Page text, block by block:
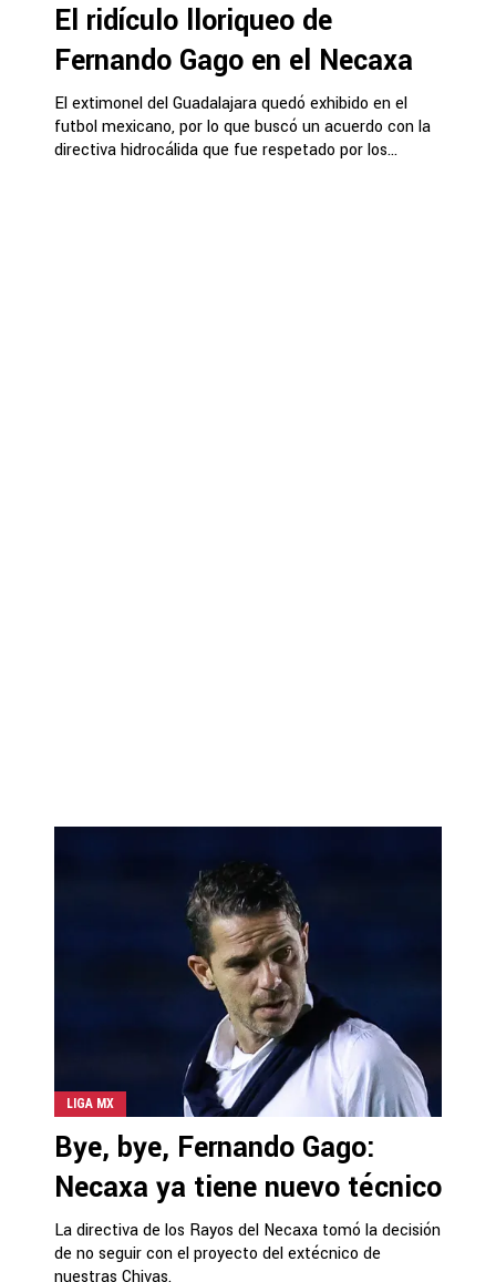
El ridículo lloriqueo de
Fernando Gago en el Necaxa
El extimonel del Guadalajara quedó exhibido en el
futbol mexicano, por lo que buscó un acuerdo con la
directiva hidrocálida que fue respetado por los...
LIGA MX
Bye, bye, Fernando Gago:
Necaxa ya tiene nuevo técnico
La directiva de los Rayos del Necaxa tomó la decisión
de no seguir con el proyecto del extécnico de
nuestras Chivas.